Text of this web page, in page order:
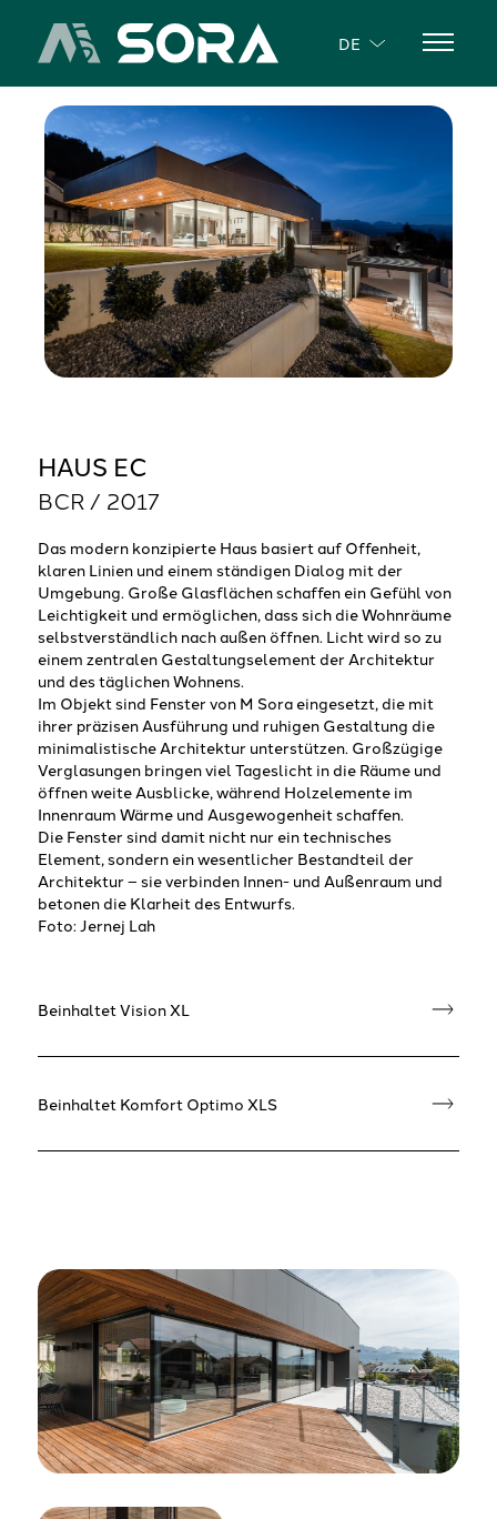
DE
HAUS EC
BCR / 2017
Das modern konzipierte Haus basiert auf Offenheit,
klaren Linien und einem ständigen Dialog mit der
Umgebung. Große Glasflächen schaffen ein Gefühl von
Leichtigkeit und ermöglichen, dass sich die Wohnräume
selbstverständlich nach außen öffnen. Licht wird so zu
einem zentralen Gestaltungselement der Architektur
und des täglichen Wohnens.
Im Objekt sind Fenster von M Soraeingesetzt, die mit
ihrer präzisen Ausführung und ruhigen Gestaltung die
minimalistische Architektur unterstützen. Großzügige
Verglasungen bringen viel Tageslicht in die Räume und
öffnen weite Ausblicke, während Holzelemente im
Innenraum Wärme und Ausgewogenheit schaffen.
Die Fenster sind damit nicht nur ein technisches
Element, sondern ein wesentlicher Bestandteil der
Architektur – sie verbinden Innen- und Außenraum und
betonen die Klarheit des Entwurfs.
Foto: Jernej Lah
Beinhaltet Vision XL
Beinhaltet Komfort Optimo XLS